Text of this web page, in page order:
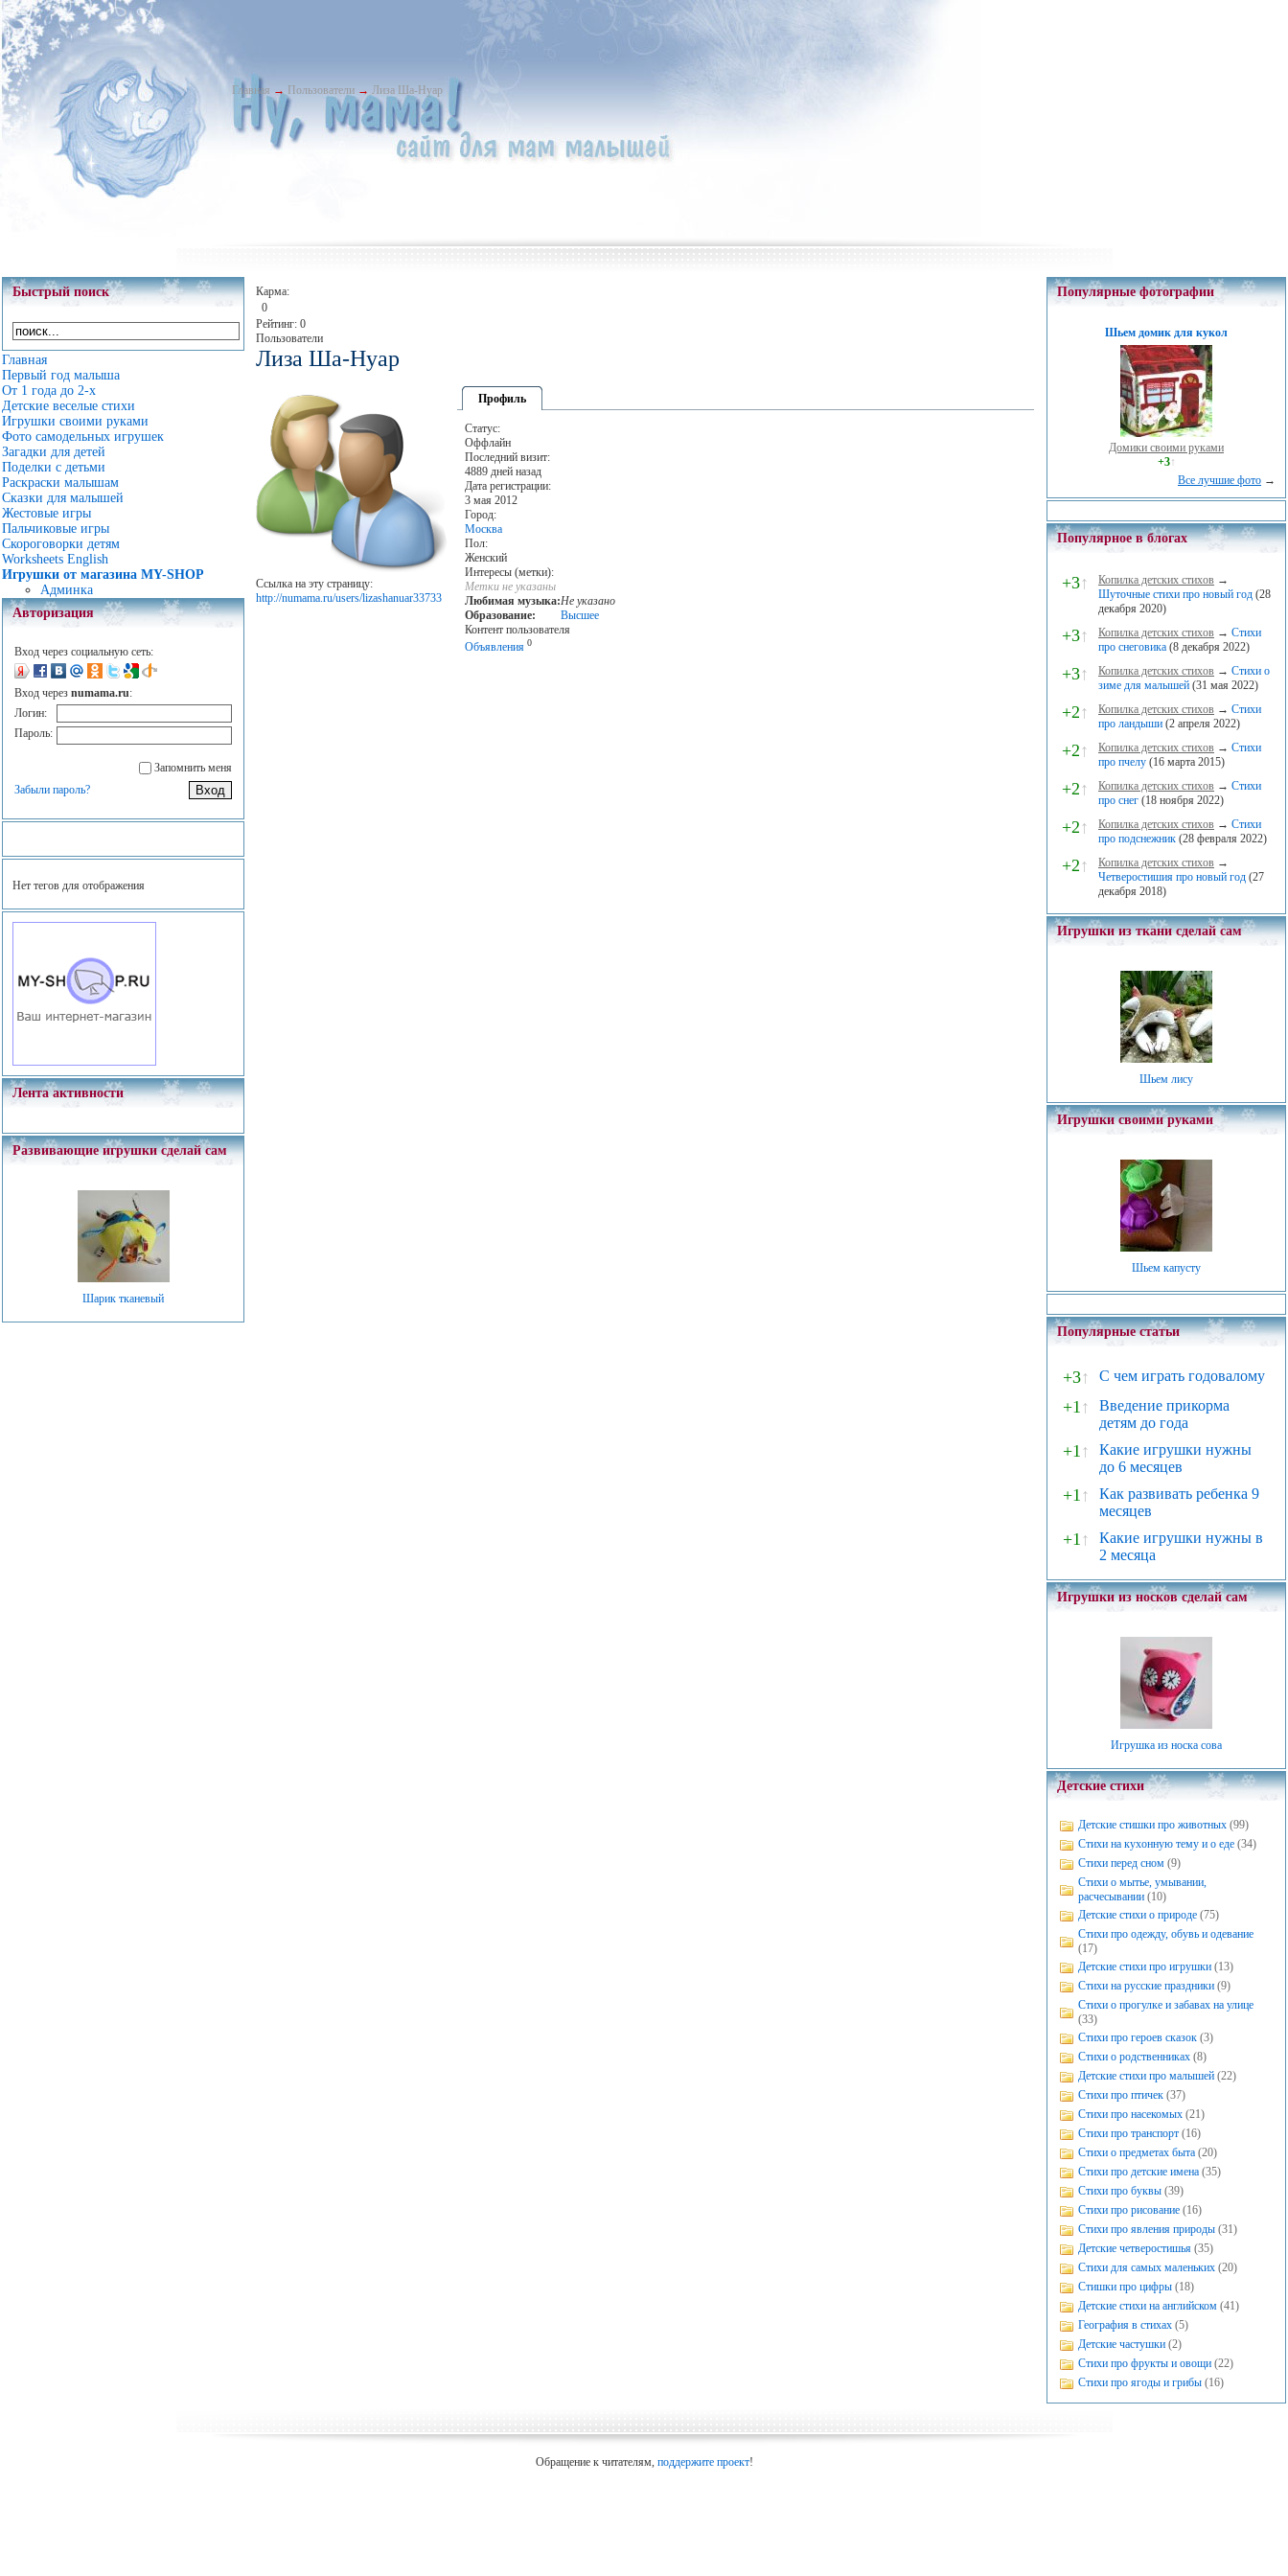
Главная → Пользователи → Лиза Ша-Нуар
Быстрый поиск
Главная
Первый год малыша
От 1 года до 2-х
Детские веселые стихи
Игрушки своими руками
Фото самодельных игрушек
Загадки для детей
Поделки с детьми
Раскраски малышам
Сказки для малышей
Жестовые игры
Пальчиковые игры
Скороговорки детям
Worksheets English
Игрушки от магазина MY-SHOP
Админка
Авторизация
Вход через социальную сеть:
Вход через numama.ru:
Логин:
Пароль:
Запомнить меня
Забыли пароль?
Нет тегов для отображения
Лента активности
Развивающие игрушки сделай сам
Шарик тканевый
Карма:
0
Рейтинг: 0
Пользователи
Лиза Ша-Нуар
Ссылка на эту страницу:
http://numama.ru/users/lizashanuar33733
Профиль
Статус:
Оффлайн
Последний визит:
4889 дней назад
Дата регистрации:
3 мая 2012
Город:
Москва
Пол:
Женский
Интересы (метки):
Метки не указаны
Любимая музыка:Не указано
Образование:
Высшее
Контент пользователя
Объявления 0
Популярные фотографии
Шьем домик для кукол
Домики своими руками
+3↑
Все лучшие фото →
Популярное в блогах
+3↑ Копилка детских стихов →
Шуточные стихи про новый год (28
декабря 2020)
+3↑ Копилка детских стихов → Стихи
про снеговика (8 декабря 2022)
+3↑ Копилка детских стихов → Стихи о
зиме для малышей (31 мая 2022)
+2↑ Копилка детских стихов → Стихи
про ландыши (2 апреля 2022)
+2↑ Копилка детских стихов → Стихи
про пчелу (16 марта 2015)
+2↑ Копилка детских стихов → Стихи
про снег (18 ноября 2022)
+2↑ Копилка детских стихов → Стихи
про подснежник (28 февраля 2022)
+2↑ Копилка детских стихов →
Четверостишия про новый год (27
декабря 2018)
Игрушки из ткани сделай сам
Шьем лису
Игрушки своими руками
Шьем капусту
Популярные статьи
+3↑ С чем играть годовалому
+1↑
Введение прикорма
детям до года
+1↑
Какие игрушки нужны
до 6 месяцев
+1↑
Как развивать ребенка 9
месяцев
+1↑
Какие игрушки нужны в
2 месяца
Игрушки из носков сделай сам
Игрушка из носка сова
Детские стихи
Детские стишки про животных (99)
Стихи на кухонную тему и о еде (34)
Стихи перед сном (9)
Стихи о мытье, умывании,
расчесывании (10)
Детские стихи о природе (75)
Стихи про одежду, обувь и одевание
(17)
Детские стихи про игрушки (13)
Стихи на русские праздники (9)
Стихи о прогулке и забавах на улице
(33)
Стихи про героев сказок (3)
Стихи о родственниках (8)
Детские стихи про малышей (22)
Стихи про птичек (37)
Стихи про насекомых (21)
Стихи про транспорт (16)
Стихи о предметах быта (20)
Стихи про детские имена (35)
Стихи про буквы (39)
Стихи про рисование (16)
Стихи про явления природы (31)
Детские четверостишья (35)
Стихи для самых маленьких (20)
Стишки про цифры (18)
Детские стихи на английском (41)
География в стихах (5)
Детские частушки (2)
Стихи про фрукты и овощи (22)
Стихи про ягоды и грибы (16)
Обращение к читателям, поддержите проект!